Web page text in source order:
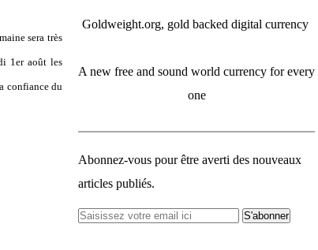
sera très
1er août les
confiance du
Goldweight.org, gold backed digital currency
A new free and sound world currency for every
one
Abonnez-vous pour être averti des nouveaux
articles publiés.